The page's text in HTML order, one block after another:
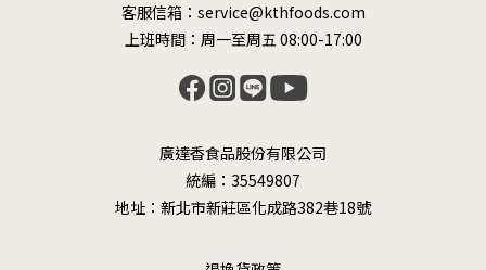
客服信箱：service@kthfoods.com
上班時間：周一至周五 08:00-17:00
廣達香食品股份有限公司
統編：35549807
地址：新北市新莊區化成路382巷18號